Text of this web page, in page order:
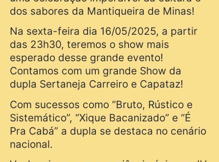
dos sabores da Mantiqueira de Minas!
Na sexta-feira dia 16/05/2025, a partir
das 23h30, teremos o show mais
esperado desse grande evento!
Contamos com um grande Show da
dupla Sertaneja Carreiro e Capataz!
Com sucessos como “Bruto, Rústico e
Sistemático”, “Xique Bacanizado” e “É
Pra Cabá” a dupla se destaca no cenário
nacional.